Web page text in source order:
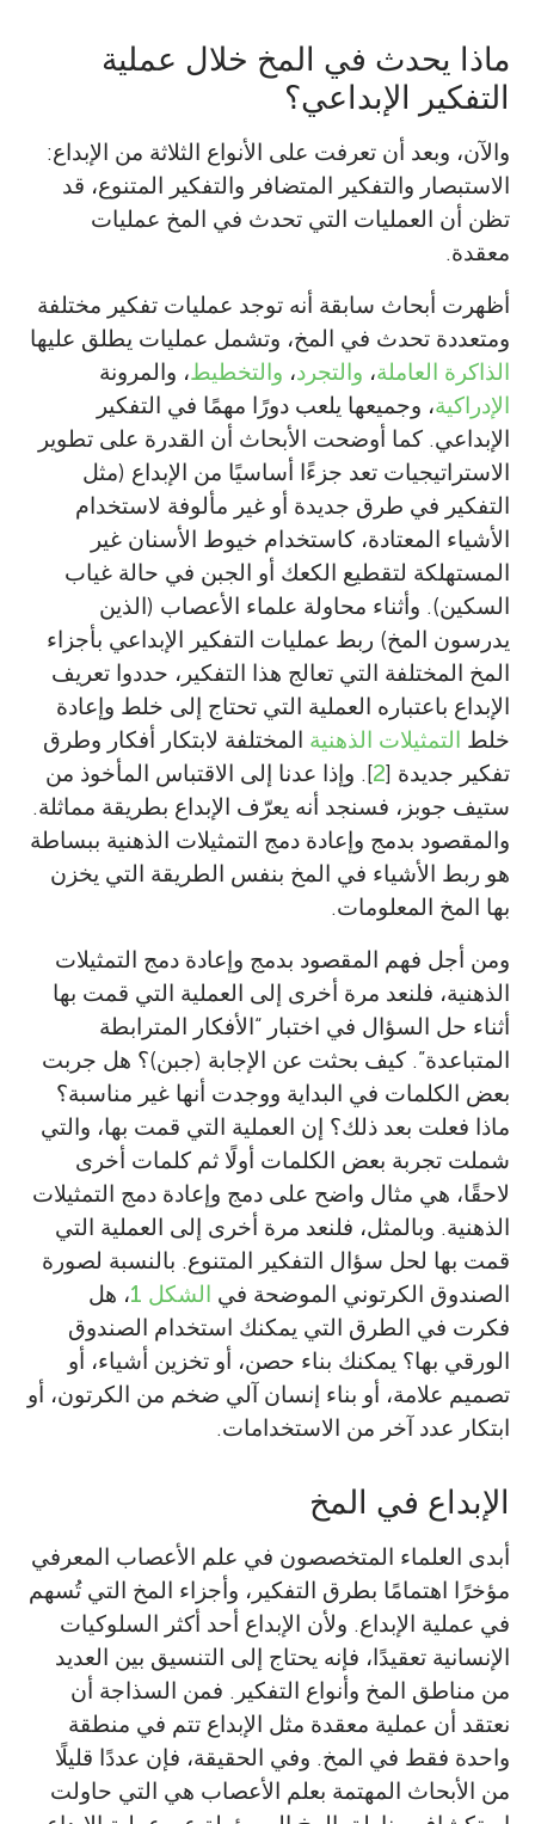
Dita Cavdarbasha
متخصصة في اللغة الإنجليزية/تركيز الكتابة
Jake Kurczek
عالم متخصص في المخ. أحاول أن أستكشف كيف
Amalia
ماذا يحدث في المخ خلال عملية
التفكير الإبداعي؟
والآن، وبعد أن تعرفت على الأنواع الثلاثة من الإبداع:
الاستبصار والتفكير المتضافر والتفكير المتنوع، قد
تظن أن العمليات التي تحدث في المخ عمليات
معقدة.
أظهرت أبحاث سابقة أنه توجد عمليات تفكير مختلفة
ومتعددة تحدث في المخ، وتشمل عمليات يطلق عليها
الذاكرة العاملة، والتجرد، والتخطيط، والمرونة
الإدراكية، وجميعها يلعب دورًا مهمًا في التفكير
الإبداعي. كما أوضحت الأبحاث أن القدرة على تطوير
الاستراتيجيات تعد جزءًا أساسيًا من الإبداع (مثل
التفكير في طرق جديدة أو غير مألوفة لاستخدام
الأشياء المعتادة، كاستخدام خيوط الأسنان غير
المستهلكة لتقطيع الكعك أو الجبن في حالة غياب
السكين). وأثناء محاولة علماء الأعصاب (الذين
يدرسون المخ) ربط عمليات التفكير الإبداعي بأجزاء
المخ المختلفة التي تعالج هذا التفكير، حددوا تعريف
الإبداع باعتباره العملية التي تحتاج إلى خلط وإعادة
خلط التمثيلات الذهنية المختلفة لابتكار أفكار وطرق
تفكير جديدة [2]. وإذا عدنا إلى الاقتباس المأخوذ من
ستيف جوبز، فسنجد أنه يعرّف الإبداع بطريقة مماثلة.
والمقصود بدمج وإعادة دمج التمثيلات الذهنية ببساطة
هو ربط الأشياء في المخ بنفس الطريقة التي يخزن
بها المخ المعلومات.
ومن أجل فهم المقصود بدمج وإعادة دمج التمثيلات
الذهنية، فلنعد مرة أخرى إلى العملية التي قمت بها
أثناء حل السؤال في اختبار “الأفكار المترابطة
المتباعدة”. كيف بحثت عن الإجابة (جبن)؟ هل جربت
بعض الكلمات في البداية ووجدت أنها غير مناسبة؟
ماذا فعلت بعد ذلك؟ إن العملية التي قمت بها، والتي
شملت تجربة بعض الكلمات أولًا ثم كلمات أخرى
لاحقًا، هي مثال واضح على دمج وإعادة دمج التمثيلات
الذهنية. وبالمثل، فلنعد مرة أخرى إلى العملية التي
قمت بها لحل سؤال التفكير المتنوع. بالنسبة لصورة
الصندوق الكرتوني الموضحة في الشكل 1
، هل
فكرت في الطرق التي يمكنك استخدام الصندوق
الورقي بها؟ يمكنك بناء حصن، أو تخزين أشياء، أو
تصميم علامة، أو بناء إنسان آلي ضخم من الكرتون، أو
ابتكار عدد آخر من الاستخدامات.
الإبداع في المخ
أبدى العلماء المتخصصون في علم الأعصاب المعرفي
مؤخرًا اهتمامًا بطرق التفكير، وأجزاء المخ التي تُسهم
في عملية الإبداع. ولأن الإبداع أحد أكثر السلوكيات
الإنسانية تعقيدًا، فإنه يحتاج إلى التنسيق بين العديد
من مناطق المخ وأنواع التفكير. فمن السذاجة أن
نعتقد أن عملية معقدة مثل الإبداع تتم في منطقة
واحدة فقط في المخ. وفي الحقيقة، فإن عددًا قليلًا
من الأبحاث المهتمة بعلم الأعصاب هي التي حاولت